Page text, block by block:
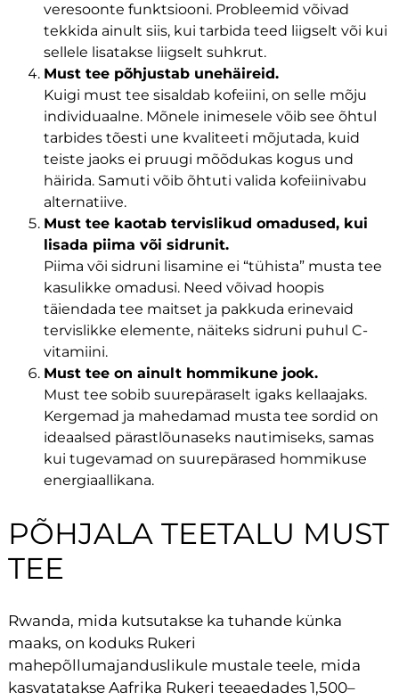
veresoonte funktsiooni. Probleemid võivad
tekkida ainult siis, kui tarbida teed liigselt või kui
sellele lisatakse liigselt suhkrut.
Must tee põhjustab unehäireid.
Kuigi must tee sisaldab kofeiini, on selle mõju
individuaalne. Mõnele inimesele võib see õhtul
tarbides tõesti une kvaliteeti mõjutada, kuid
teiste jaoks ei pruugi mõõdukas kogus und
häirida. Samuti võib õhtuti valida kofeiinivabu
alternatiive.
Must tee kaotab tervislikud omadused, kui
lisada piima või sidrunit.
Piima või sidruni lisamine ei “tühista” musta tee
kasulikke omadusi. Need võivad hoopis
täiendada tee maitset ja pakkuda erinevaid
tervislikke elemente, näiteks sidruni puhul C-
vitamiini.
Must tee on ainult hommikune jook.
Must tee sobib suurepäraselt igaks kellaajaks.
Kergemad ja mahedamad musta tee sordid on
ideaalsed pärastlõunaseks nautimiseks, samas
kui tugevamad on suurepärased hommikuse
energiaallikana.
PÕHJALA TEETALU MUST
TEE
Rwanda, mida kutsutakse ka tuhande künka
maaks, on koduks Rukeri
mahepõllumajanduslikule mustale teele, mida
kasvatatakse Aafrika Rukeri teeaedades 1,500–